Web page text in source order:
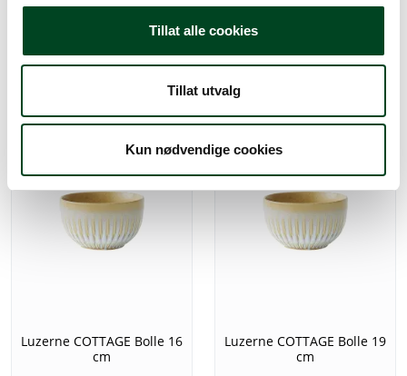
Tillat alle cookies
Tillat utvalg
Kun nødvendige cookies
tallerken 26 cm
223,75
13cm
80,00
Luzerne COTTAGE Bolle 16
cm
Luzerne COTTAGE Bolle 19
cm